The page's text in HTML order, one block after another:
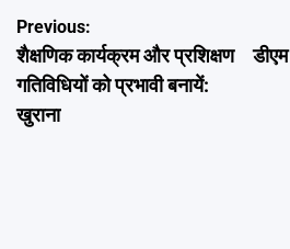
Post
navigation
Previous:
शैक्षणिक कार्यक्रम और प्रशिक्षण
गतिविधियों को प्रभावी बनायें:
खुराना